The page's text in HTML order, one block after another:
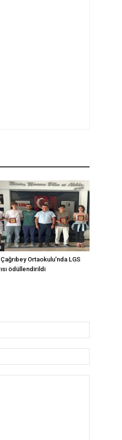
Ortaokulu’nda LGS
ödüllendirildi